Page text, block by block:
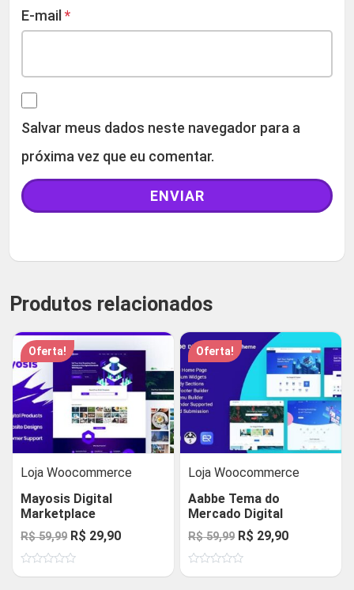
E-mail *
Salvar meus dados neste navegador para a
próxima vez que eu comentar.
Produtos relacionados
Oferta!
Loja Woocommerce
Mayosis Digital
Marketplace
R$59,99 O
preço
original
R$ 29,90O
atual
Oferta!
Loja Woocommerce
Aabbe Tema do
Mercado Digital
R$59,99 O
preço
original
R$ 29,90O
atual